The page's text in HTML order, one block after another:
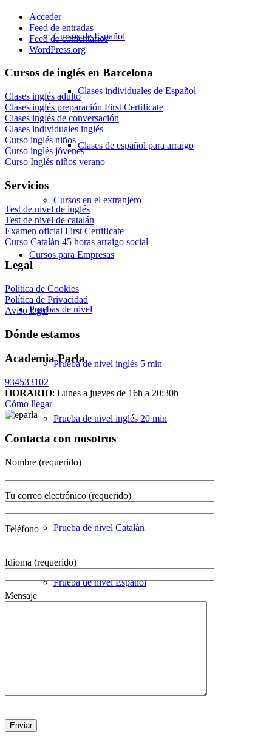
Cursos de Español
Clases individuales de Español
Clases de español para arraigo
Cursos en el extranjero
Cursos para Empresas
Pruebas de nivel
Prueba de nivel inglés 5 min
Prueba de nivel inglés 20 min
Prueba de nivel Catalán
Prueba de nivel Español
Acceder
Feed de entradas
Feed de comentarios
WordPress.org
Cursos de inglés en Barcelona
Clases inglés adulto
Clases inglés preparación First Certificate
Clases inglés de conversación
Clases individuales inglés
Curso inglés niños
Curso inglés jóvenes
Curso Inglés niños verano
Servicios
Test de nivel de inglés
Test de nivel de catalán
Examen oficial First Certificate
Curso Catalán 45 horas arraigo social
Legal
Política de Cookies
Política de Privacidad
Aviso legal
Dónde estamos
Academia Parla
934533102
HORARIO: Lunes a jueves de 16h a 20:30h
Cómo llegar
Contacta con nosotros
Nombre (requerido)
Tu correo electrónico (requerido)
Teléfono
Idioma (requerido)
Mensaje